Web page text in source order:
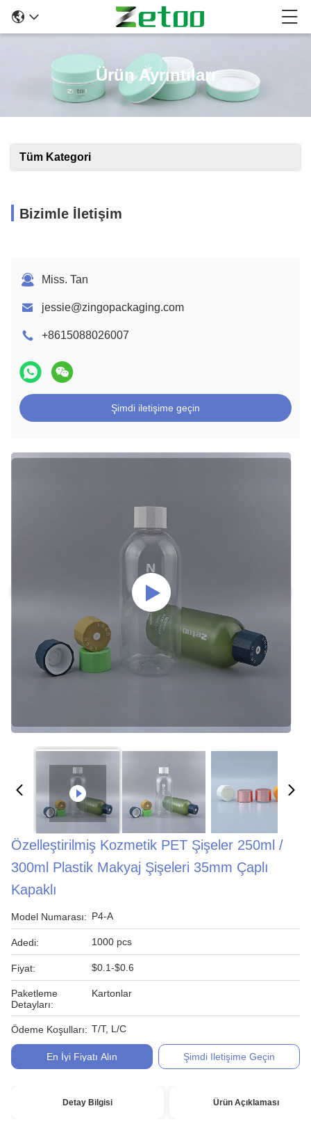
Ürün Ayrıntıları
Tüm Kategori
Bizimle İletişim
Miss. Tan
jessie@zingopackaging.com
+8615088026007
Şimdi iletişime geçin
Özelleştirilmiş Kozmetik PET Şişeler 250ml /
300ml Plastik Makyaj Şişeleri 35mm Çaplı
Kapaklı
Model Numarası: P4-A
Adedi: 1000 pcs
Fiyat: $0.1-$0.6
Paketleme
Detayları:
Kartonlar
Ödeme Koşulları: T/T, L/C
En İyi Fiyatı Alın Şimdi Iletişime Geçin
Detay Bilgisi Ürün Açıklaması